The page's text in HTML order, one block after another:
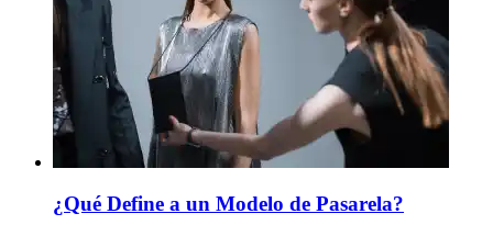
¿Qué Define a un Modelo de Pasarela?